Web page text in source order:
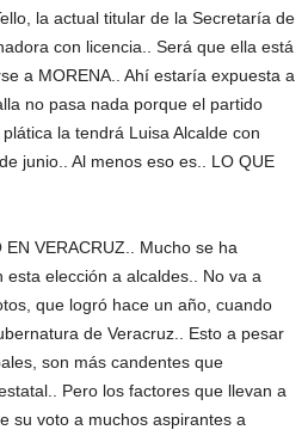
la actual titular de la Secretaría de
con licencia.. Será que ella está
a MORENA.. Ahí estaría expuesta a
no pasa nada porque el partido
la tendrá Luisa Alcalde con
junio.. Al menos eso es.. LO QUE
VERACRUZ.. Mucho se ha
esta elección a alcaldes.. No va a
que logró hace un año, cuando
de Veracruz.. Esto a pesar
son más candentes que
Pero los factores que llevan a
su voto a muchos aspirantes a